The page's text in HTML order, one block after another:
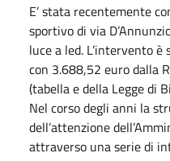
E’ stata recentemente
sportivo di via
luce a led. L’intervento
con 3.688,52 euro dalla
(tabella e della Legge di
Nel corso degli anni la
dell’attenzione
attraverso una serie di